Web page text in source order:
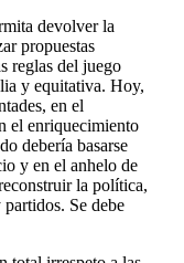
devolver la
propuestas
reglas del juego
y equitativa. Hoy,
en el
el enriquecimiento
debería basarse
y en el anhelo de
la política,
Se debe